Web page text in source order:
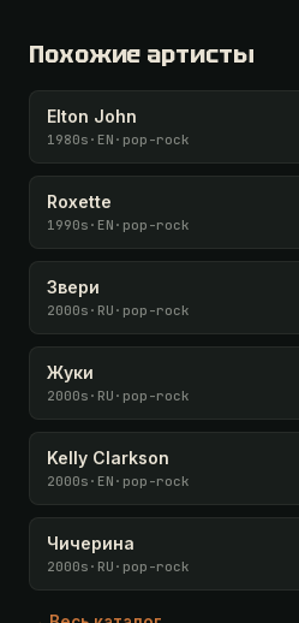
Похожие артисты
Elton John
1980s · EN · pop-rock
Roxette
1990s · EN · pop-rock
Звери
2000s · RU · pop-rock
Жуки
2000s · RU · pop-rock
Kelly Clarkson
2000s · EN · pop-rock
Чичерина
2000s · RU · pop-rock